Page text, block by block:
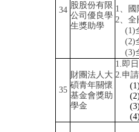
34
股股份有限
公司優良學
生獎助學
1、國
2、全
(1)
(2)
(3)
35
財團法人大
碩青年關懷
基金會獎助
學金
1.即
2.申